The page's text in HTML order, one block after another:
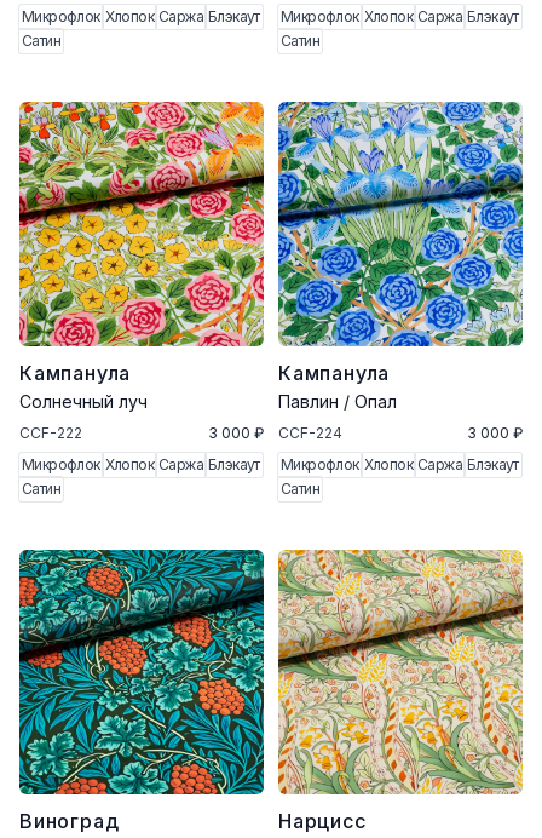
Микрофлок Хлопок Саржа Блэкаут
Сатин
Микрофлок Хлопок Саржа Блэкаут
Сатин
Кампанула
Солнечный луч
CCF-222
3 000 ₽
Микрофлок Хлопок Саржа Блэкаут
Сатин
Кампанула
Павлин / Опал
CCF-224
3 000 ₽
Микрофлок Хлопок Саржа Блэкаут
Сатин
Виноград Нарцисс